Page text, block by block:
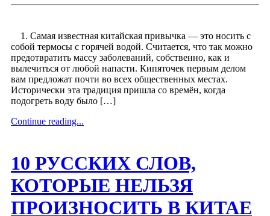
1. Самая известная китайская привычка — это носить с
собой термосы с горячей водой. Считается, что так можно
предотвратить массу заболеваний, собственно, как и
вылечиться от любой напасти. Кипяточек первым делом
вам предложат почти во всех общественных местах.
Исторически эта традиция пришла со времён, когда
подогреть воду было […]
Continue reading...
10 РУССКИХ СЛОВ,
КОТОРЫЕ НЕЛЬЗЯ
ПРОИЗНОСИТЬ В КИТАЕ